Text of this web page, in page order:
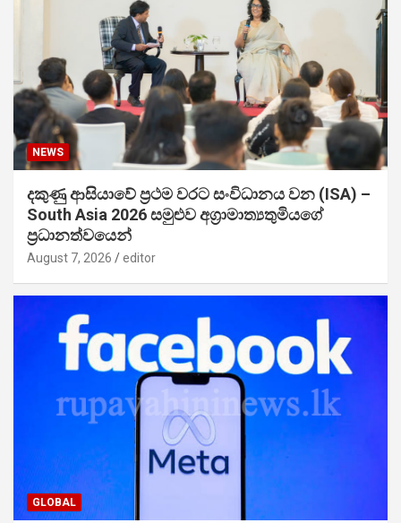
NEWS
දකුණු ආසියාවේ ප්‍රථම වරට සංවිධානය වන (ISA) –
South Asia 2026 සමුළුව අග්‍රාමාත්‍යතුමියගේ
ප්‍රධානත්වයෙන්
August 7, 2026 editor
GLOBAL